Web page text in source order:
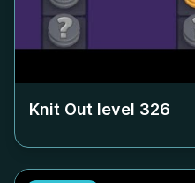
Knit Out level 326